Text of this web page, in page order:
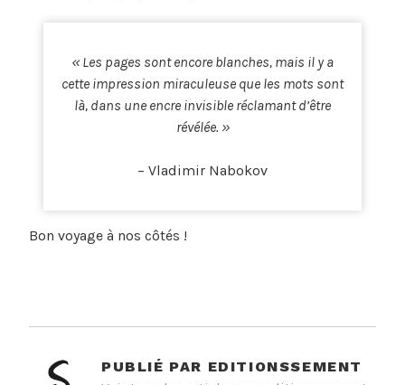
« Les pages sont encore blanches, mais il y a
cette impression miraculeuse que les mots sont
là, dans une encre invisible réclamant d’être
révélée. »
– Vladimir Nabokov
Bon voyage à nos côtés !
PUBLIÉ PAR EDITIONSSEMENT